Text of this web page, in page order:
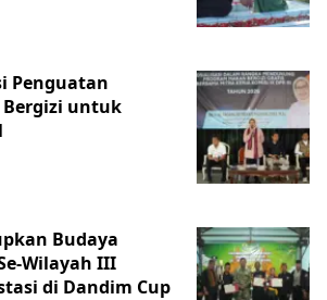
Penguatan
untuk
Budaya
Wilayah III
di Dandim Cup